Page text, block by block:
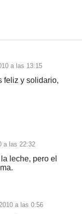
a las 13:15
feliz y solidario,
a las 22:32
leche, pero el
a las 0:56